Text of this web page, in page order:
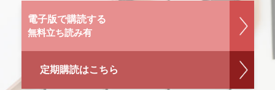
電子版で購読する
無料立ち読み有
定期購読はこちら